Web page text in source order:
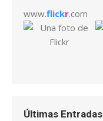
www.flickr.com
Últimas Entradas